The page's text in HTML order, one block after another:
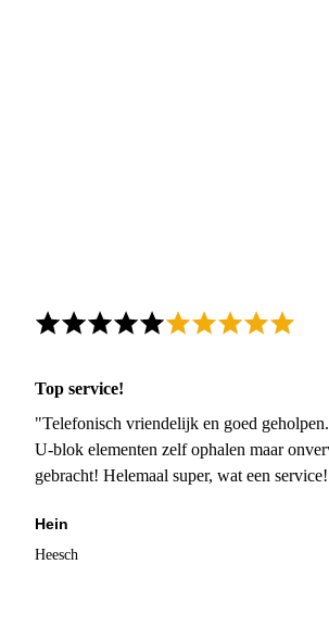
Top service!
"Telefonisch vriendelijk en goed
U-blok elementen zelf ophalen maar
gebracht! Helemaal super, wat een
Hein
Heesch